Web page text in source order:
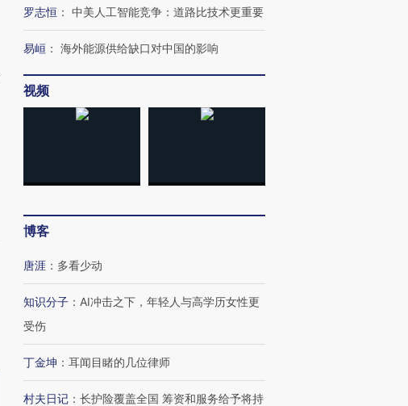
罗志恒 ： 中美人工智能竞争：道路比技术更重要
易峘 ： 海外能源供给缺口对中国的影响
视频
博客
唐涯 ： 多看少动
知识分子 ： AI冲击之下，年轻人与高学历女性更
受伤
丁金坤 ： 耳闻目睹的几位律师
村夫日记 ： 长护险覆盖全国 筹资和服务给予将持